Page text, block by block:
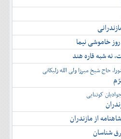
خاموشی نیما
نه شبه قاره هند
حاج شیخ میرزا ولی الله زلیکانی
کوتنایی
از مازندران
شناسان